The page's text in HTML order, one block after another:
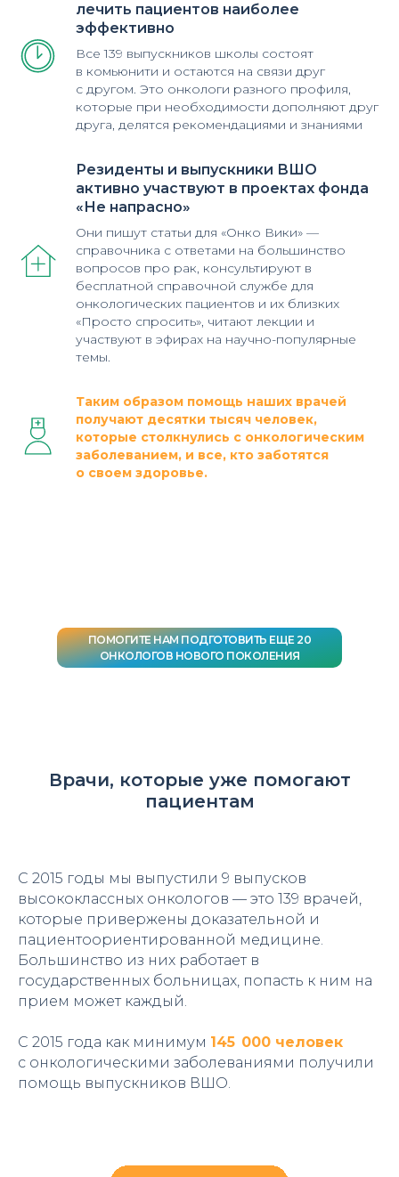
лечить пациентов наиболее
эффективно
Все 139 выпускников школы состоят
в комьюнити и остаются на связи друг
с другом. Это онкологи разного профиля,
которые при необходимости дополняют друг
друга, делятся рекомендациями и знаниями
Резиденты и выпускники ВШО
активно участвуют в проектах фонда
«Не напрасно»
Они пишут статьи для «Онко Вики» —
справочника с ответами на большинство
вопросов про рак, консультируют в
бесплатной справочной службе для
онкологических пациентов и их близких
«Просто спросить», читают лекции и
участвуют в эфирах на научно-популярные
темы.
Таким образом помощь наших врачей
получают десятки тысяч человек,
которые столкнулись с онкологическим
заболеванием, и все, кто заботятся
о своем здоровье.
ПОМОГИТЕ НАМ ПОДГОТОВИТЬ ЕЩЕ 20
ОНКОЛОГОВ НОВОГО ПОКОЛЕНИЯ
Врачи, которые уже помогают
пациентам
С 2015 годы мы выпустили 9 выпусков
высококлассных онкологов — это 139 врачей,
которые привержены доказательной и
пациентоориентированной медицине.
Большинство из них работает в
государственных больницах, попасть к ним на
прием может каждый.
С 2015 года как минимум 145 000 человек
с онкологическими заболеваниями получили
помощь выпускников ВШО.